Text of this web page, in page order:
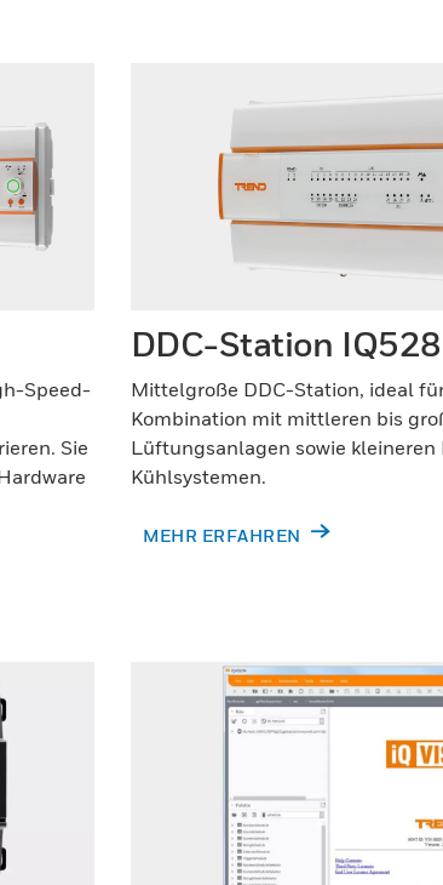
Speed-
Sie
DDC-Station IQ528
Mittelgroße DDC-Station, ideal
Kombination mit mittleren bis
Lüftungsanlagen sowie kleineren
Kühlsystemen.
MEHR ERFAHREN